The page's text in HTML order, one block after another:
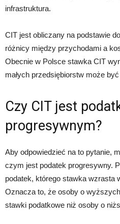
infrastruktura.
CIT jest obliczany na podstawie
różnicy między przychodami a
Obecnie w Polsce stawka CIT
małych przedsiębiorstw może
Czy CIT jest
progresywnym?
Aby odpowiedzieć na to pytanie,
czym jest podatek progresywny.
podatek, którego stawka wzrasta
Oznacza to, że osoby o
stawki podatkowe niż osoby o